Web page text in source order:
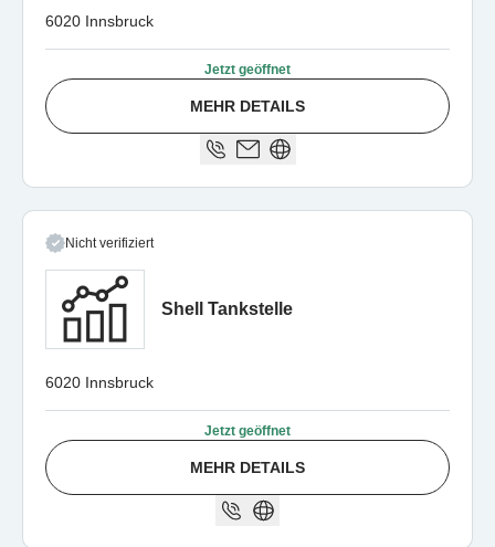
6020 Innsbruck
Jetzt geöffnet
MEHR DETAILS
Nicht verifiziert
Shell Tankstelle
6020 Innsbruck
Jetzt geöffnet
MEHR DETAILS